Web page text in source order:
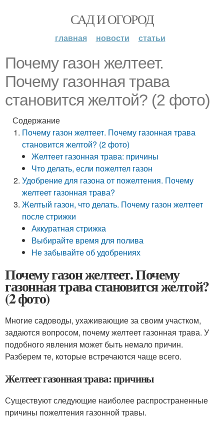
САД И ОГОРОД
главная новости статьи
Почему газон желтеет.
Почему газонная трава
становится желтой? (2 фото)
Содержание
Почему газон желтеет. Почему газонная трава
становится желтой? (2 фото)
Желтеет газонная трава: причины
Что делать, если пожелтел газон
Удобрение для газона от пожелтения. Почему
желтеет газонная трава?
Желтый газон, что делать. Почему газон желтеет
после стрижки
Аккуратная стрижка
Выбирайте время для полива
Не забывайте об удобрениях
Почему газон желтеет. Почему
газонная трава становится желтой?
(2 фото)
Многие садоводы, ухаживающие за своим участком,
задаются вопросом, почему желтеет газонная трава. У
подобного явления может быть немало причин.
Разберем те, которые встречаются чаще всего.
Желтеет газонная трава: причины
Существуют следующие наиболее распространенные
причины пожелтения газонной травы.